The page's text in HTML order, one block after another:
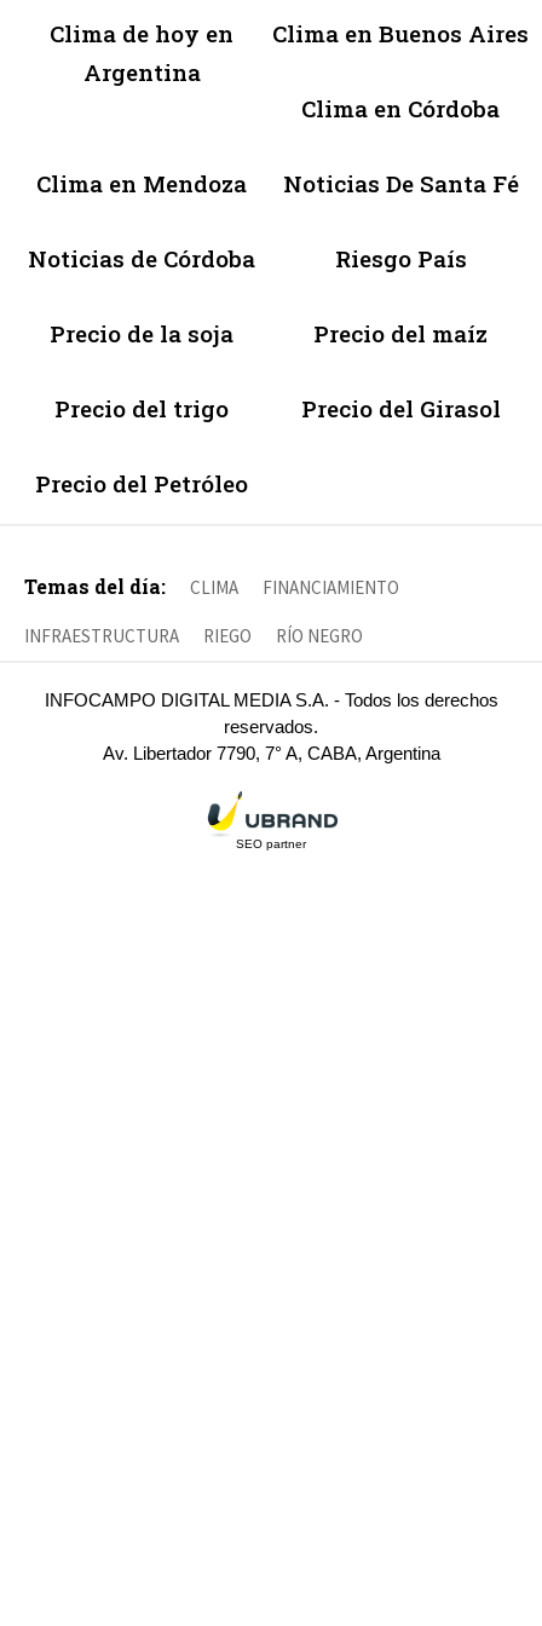
Clima de hoy en
Argentina
Clima en Buenos Aires
Clima en Córdoba
Clima en Mendoza Noticias De Santa Fé
Noticias de Córdoba Riesgo País
Precio de la soja Precio del maíz
Precio del trigo Precio del Girasol
Precio del Petróleo
Temas del día: CLIMA FINANCIAMIENTO
INFRAESTRUCTURA RIEGO RÍO NEGRO
INFOCAMPO DIGITAL MEDIA S.A. - Todos los derechos
reservados.
Av. Libertador 7790, 7° A, CABA, Argentina
SEO partner